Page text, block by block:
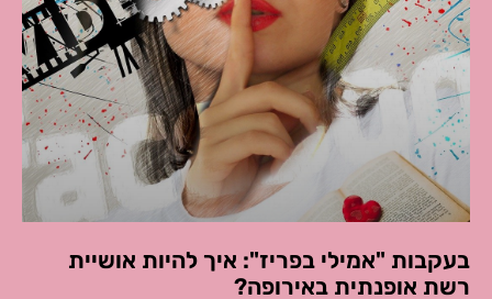
בעקבות "אמילי בפריז": איך להיות אושיית
רשת אופנתית באירופה?